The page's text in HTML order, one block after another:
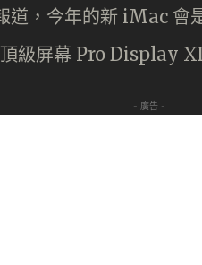
道，今年的新 iMac 會
級屏幕 Pro Display
- 廣告 -